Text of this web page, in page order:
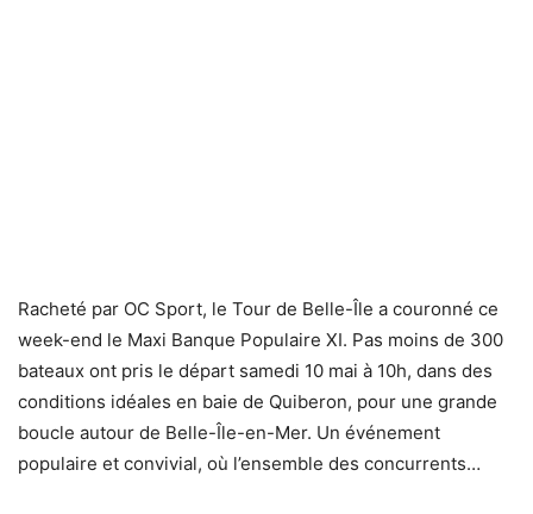
Racheté par OC Sport, le Tour de Belle-Île a couronné ce
week-end le Maxi Banque Populaire XI. Pas moins de 300
bateaux ont pris le départ samedi 10 mai à 10h, dans des
conditions idéales en baie de Quiberon, pour une grande
boucle autour de Belle-Île-en-Mer. Un événement
populaire et convivial, où l’ensemble des concurrents…